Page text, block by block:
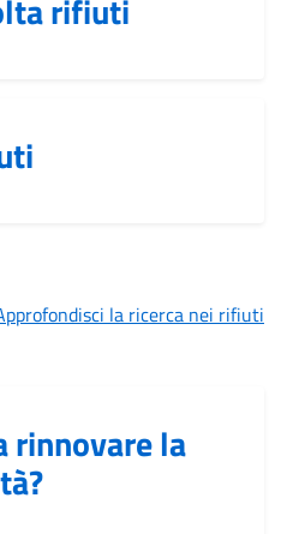
rifiuti
la ricerca nei rifiuti
rinnovare la